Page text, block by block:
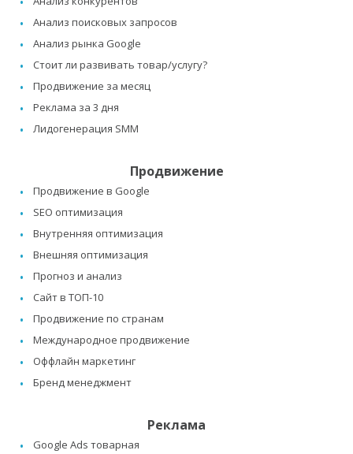
Анализ поисковых запросов
Анализ рынка Google
Стоит ли развивать товар/услугу?
Продвижение за месяц
Реклама за 3 дня
Лидогенерация SMM
Продвижение
Продвижение в Google
SEO оптимизация
Внутренняя оптимизация
Внешняя оптимизация
Прогноз и анализ
Сайт в ТОП-10
Продвижение по странам
Международное продвижение
Оффлайн маркетинг
Бренд менеджмент
Реклама
Google Ads товарная